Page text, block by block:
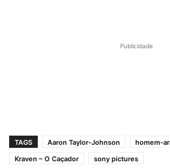
Publicidade
TAGS Aaron Taylor-Johnson
homem-
Kraven – O Caçador
sony pictures